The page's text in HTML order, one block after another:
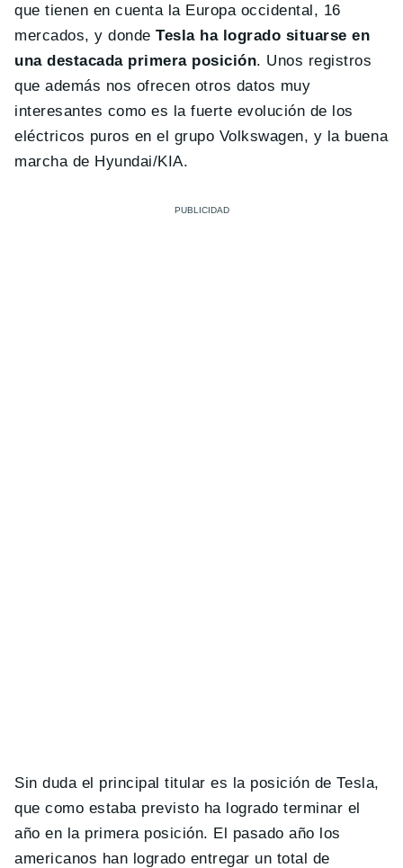
que tienen en cuenta la Europa occidental, 16
mercados, y dondeTesla ha logrado situarse en
una destacada primera posición. Unos registros
que además nos ofrecen otros datos muy
interesantes como es la fuerte evolución de los
eléctricos puros en el grupo Volkswagen, y la buena
marcha de Hyundai/KIA.
Sin duda el principal titular es la posición de Tesla,
que como estaba previsto ha logrado terminar el
año en la primera posición. El pasado año los
americanos han logrado entregar un total de